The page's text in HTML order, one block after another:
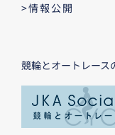
>情報公開
競輪とオートレース